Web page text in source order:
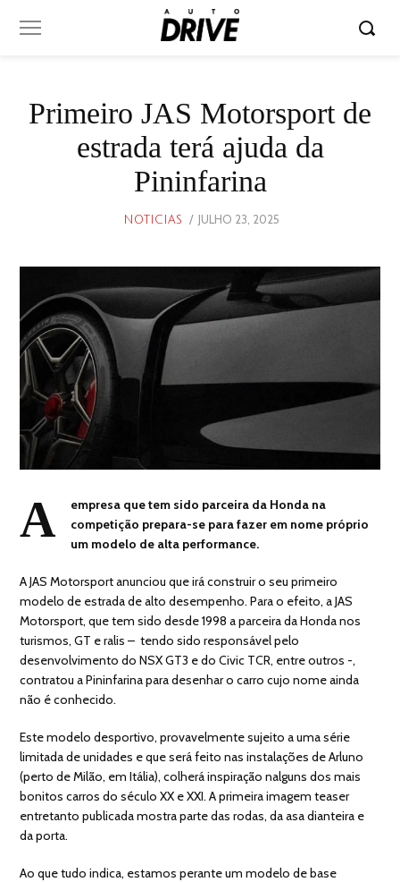
Primeiro JAS Motorsport de
estrada terá ajuda da
Pininfarina
NOTICIAS
POSTED
JULHO 23, 2025
A
empresa que tem sido parceira da Honda na
competição prepara-se para fazer em nome próprio
um modelo de alta performance.
A JAS Motorsport anunciou que irá construir o seu primeiro
modelo de estrada de alto desempenho. Para o efeito, a JAS
Motorsport, que tem sido desde 1998 a parceira da Honda nos
turismos, GT e ralis – tendo sido responsável pelo
desenvolvimento do NSX GT3 e do Civic TCR, entre outros -,
contratou a Pininfarina para desenhar o carro cujo nome ainda
não é conhecido.
Este modelo desportivo, provavelmente sujeito a uma série
limitada de unidades e que será feito nas instalações de Arluno
(perto de Milão, em Itália), colherá inspiração nalguns dos mais
bonitos carros do século XX e XXI. A primeira imagem teaser
entretanto publicada mostra parte das rodas, da asa dianteira e
da porta.
Ao que tudo indica, estamos perante um modelo de base